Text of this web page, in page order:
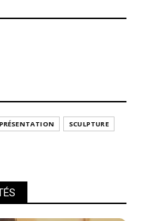
PRÉSENTATION
SCULPTURE